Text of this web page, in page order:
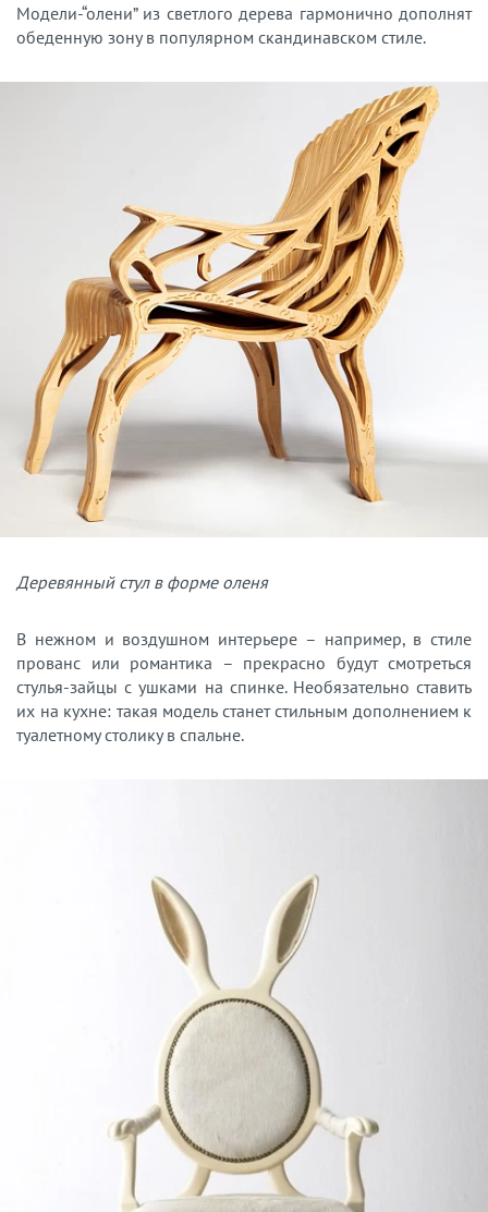
Модели-“олени” из светлого дерева гармонично дополнят
обеденную зону в популярном скандинавском стиле.
Деревянный стул в форме оленя
В нежном и воздушном интерьере – например, в стиле
прованс или романтика – прекрасно будут смотреться
стулья-зайцы с ушками на спинке. Необязательно ставить
их на кухне: такая модель станет стильным дополнением к
туалетному столику в спальне.